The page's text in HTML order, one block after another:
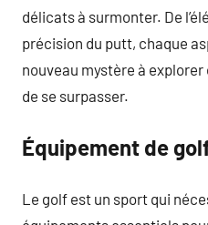
délicats à surmonter. De
précision du putt, chaque
nouveau mystère à
de se surpasser.
Équipement de
Le golf est un sport qui